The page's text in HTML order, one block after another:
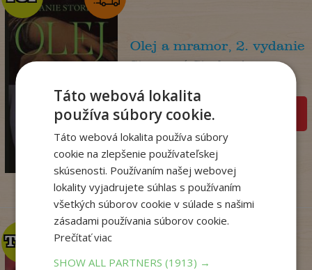
14 ,90 €
4,95€
Olej a mramor, 2. vydanie
Storeyová Stephanie
pridať do košíka
TOP
TOP
Táto webová lokalita
používa súbory cookie.
Táto webová lokalita používa súbory
cookie na zlepšenie používateľskej
skúsenosti. Používaním našej webovej
lokality vyjadrujete súhlas s používaním
všetkých súborov cookie v súlade s našimi
zásadami používania súborov cookie.
Prečítať viac
SHOW ALL PARTNERS(1913) →